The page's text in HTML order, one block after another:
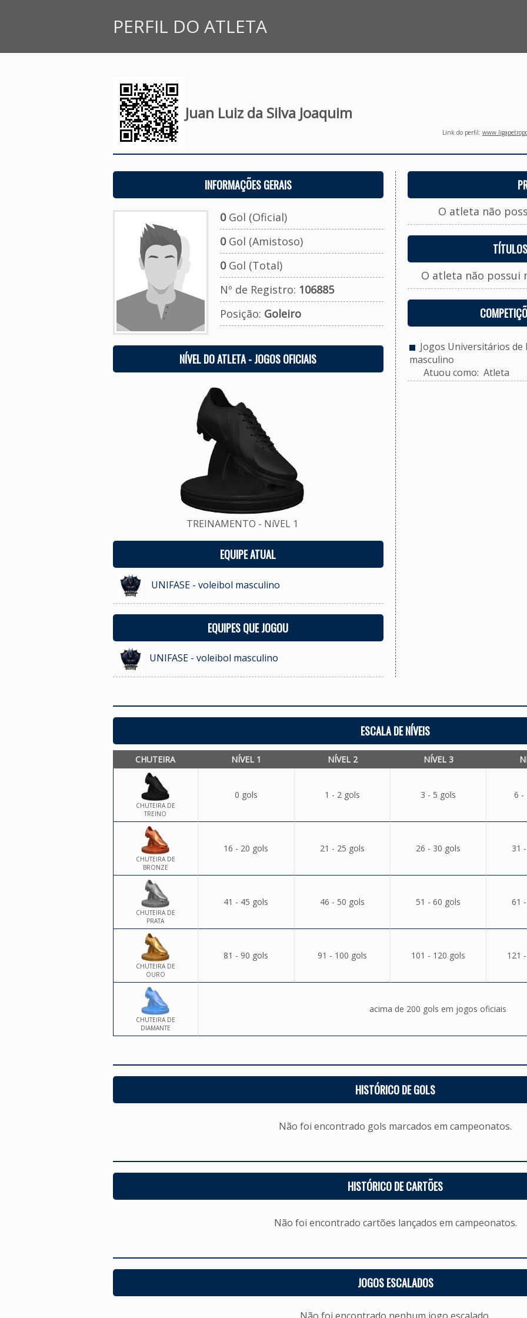
PERFIL DO ATLETA
Juan Luiz da Silva Joaquim
Link do perfil:
INFORMAÇÕES GERAIS
0Gol (Oficial)
0Gol (Amistoso)
0Gol (Total)
Nº de Registro: 106885
Posição: Goleiro
NÍVEL DO ATLETA - JOGOS OFICIAIS
TREINAMENTO - NíVEL 1
EQUIPE ATUAL
UNIFASE - voleibol masculino
EQUIPES QUE JOGOU
UNIFASE - voleibol masculino
O atleta não
O atleta não possui
Jogos Universitários de
masculino
Atuou como: Atleta
ESCALA DE NÍVEIS
CHUTEIRA NÍVEL 1 NÍVEL 2 NÍVEL 3
CHUTEIRA DE
TREINO
0 gols 1 - 2 gols 3 - 5 gols 6 -
CHUTEIRA DE
BRONZE
16 - 20 gols 21 - 25 gols 26 - 30 gols 31
CHUTEIRA DE
PRATA
41 - 45 gols 46 - 50 gols 51 - 60 gols 61
CHUTEIRA DE
OURO
81 - 90 gols 91 - 100 gols 101 - 120 gols 121
CHUTEIRA DE
DIAMANTE
acima de 200 gols em jogos oficiais
HISTÓRICO DE GOLS
Não foi encontrado gols marcados em campeonatos.
HISTÓRICO DE CARTÕES
Não foi encontrado cartões lançados em campeonatos.
JOGOS ESCALADOS